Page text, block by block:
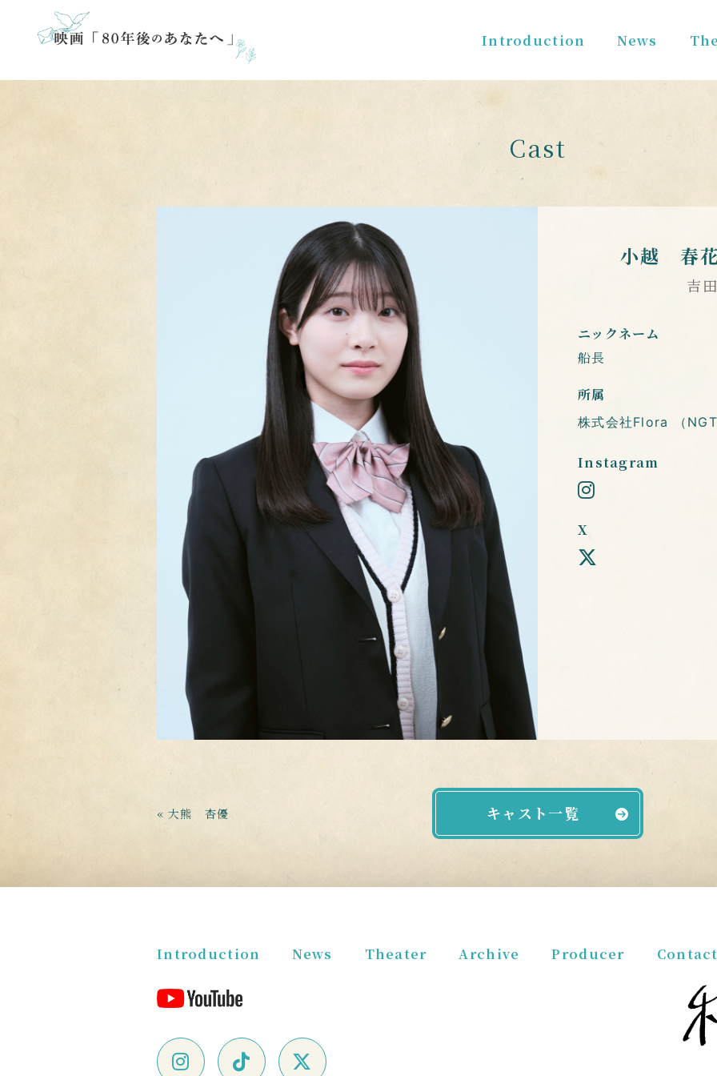
Introduction News
Cast
小越 春
吉
ニックネーム
船長
所属
株式会社Flora （
Instagram
X
« 大熊 杏優 キャスト一覧
Introduction News Theater Archive Producer